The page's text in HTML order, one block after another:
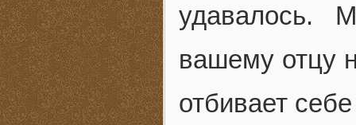
удавалось.
вашему отцу
отбивает